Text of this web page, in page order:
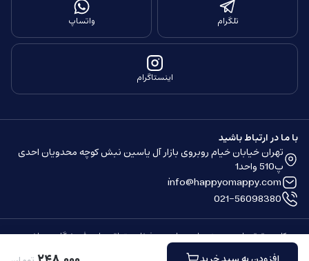
تلگرام واتساپ
اینستاگرام
با ما در ارتباط باشید
تهران خیابان خیام روبروی بازار آل یاسین نبش کوچه محدویان احدی
پ510 واحد1
info@happyomappy.com
021-56098380
کلیه حقوق مادی و معنوی این سایت محفوظ و متعلق به این فروشگاه می باشد.
ساخته شده توسط